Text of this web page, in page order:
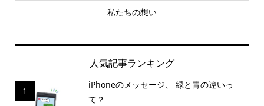
私たちの想い
人気記事ランキング
1
iPhoneのメッセージ、 緑と青の違いっ
て？